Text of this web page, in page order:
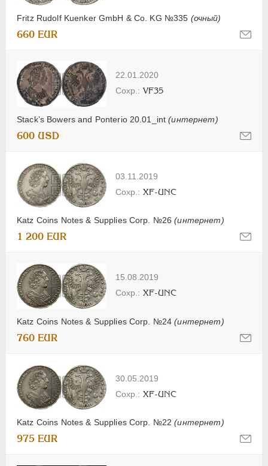
Fritz Rudolf Kuenker GmbH & Co. KG №335 (очный)
660 EUR
22.01.2020
Stack’s Bowers and Ponterio 20.01_int(интернет)
VF35
600 USD
03.11.2019
Katz Coins Notes & Supplies Corp. №26(интернет)
XF-UNC
1 200 EUR
15.08.2019
Katz Coins Notes & Supplies Corp. №24(интернет)
XF-UNC
760 EUR
30.05.2019
Katz Coins Notes & Supplies Corp. №22(интернет)
XF-UNC
975 EUR